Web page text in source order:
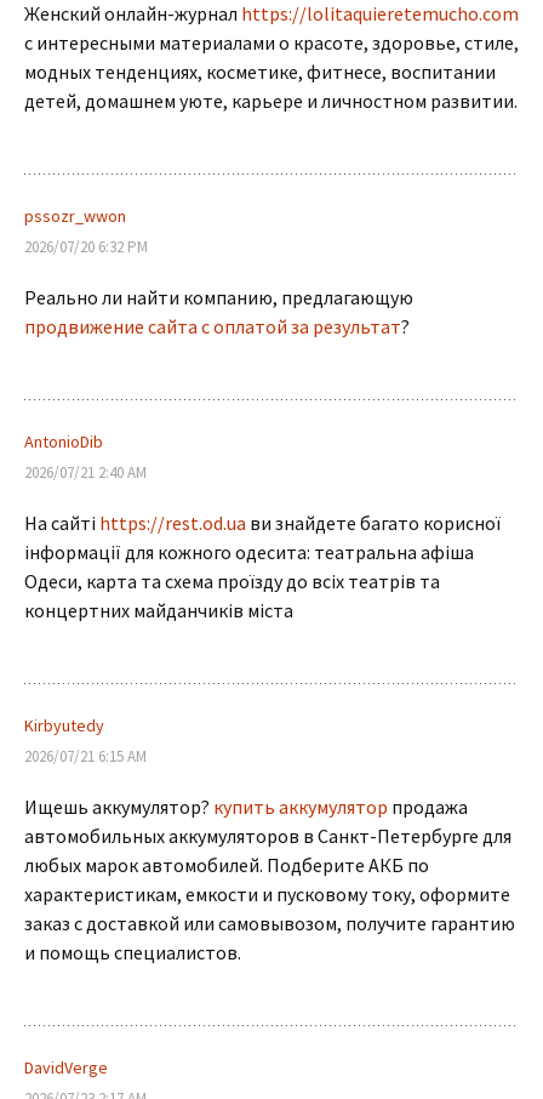
Женский онлайн-журнал https://lolitaquieretemucho.com
с интересными материалами о красоте, здоровье, стиле,
модных тенденциях, косметике, фитнесе, воспитании
детей, домашнем уюте, карьере и личностном развитии.
pssozr_wwon
2026/07/20 6:32 PM
Реально ли найти компанию, предлагающую
продвижение сайта с оплатой за результат?
AntonioDib
2026/07/21 2:40 AM
На сайті https://rest.od.ua ви знайдете багато корисної
інформації для кожного одесита: театральна афіша
Одеси, карта та схема проїзду до всіх театрів та
концертних майданчиків міста
Kirbyutedy
2026/07/21 6:15 AM
Ищешь аккумулятор? купить аккумулятор продажа
автомобильных аккумуляторов в Санкт-Петербурге для
любых марок автомобилей. Подберите АКБ по
характеристикам, емкости и пусковому току, оформите
заказ с доставкой или самовывозом, получите гарантию
и помощь специалистов.
DavidVerge